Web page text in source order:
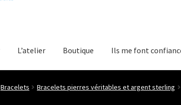
L’atelier Boutique Ils me font
Bracelets Bracelets pierres véritables et argent sterling